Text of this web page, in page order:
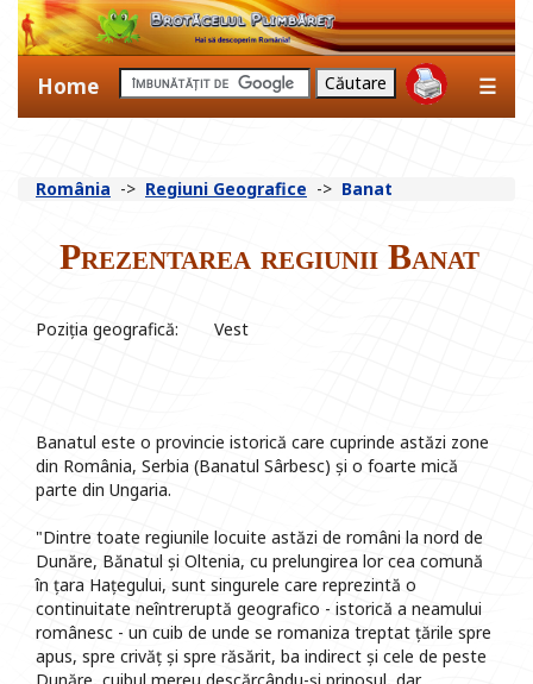
Home ☰
România -> Regiuni Geografice -> Banat
Prezentarea regiunii Banat
Poziția geografică: Vest
Banatul este o provincie istorică care cuprinde astăzi zone
din România, Serbia (Banatul Sârbesc) și o foarte mică
parte din Ungaria.
"Dintre toate regiunile locuite astăzi de români la nord de
Dunăre, Bănatul și Oltenia, cu prelungirea lor cea comună
în țara Hațegului, sunt singurele care reprezintă o
continuitate neîntreruptă geografico - istorică a neamului
românesc - un cuib de unde se romaniza treptat țările spre
apus, spre crivăț și spre răsărit, ba indirect și cele de peste